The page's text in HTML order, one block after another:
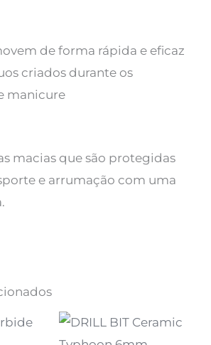
de forma rápida e eficaz
criados durante os
manicure
macias que são protegidas
e arrumação com uma